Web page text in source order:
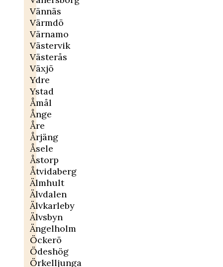
Vännäs
Värmdö
Värnamo
Västervik
Västerås
Växjö
Ydre
Ystad
Åmål
Ånge
Åre
Årjäng
Åsele
Åstorp
Åtvidaberg
Älmhult
Älvdalen
Älvkarleby
Älvsbyn
Ängelholm
Öckerö
Ödeshög
Örkelljunga